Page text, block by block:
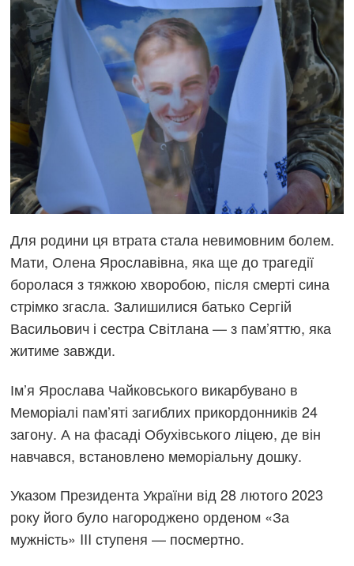
Для родини ця втрата стала невимовним болем.
Мати, Олена Ярославівна, яка ще до трагедії
боролася з тяжкою хворобою, після смерті сина
стрімко згасла. Залишилися батько Сергій
Васильович і сестра Світлана — з пам’яттю, яка
житиме завжди.
Ім’я Ярослава Чайковського викарбувано в
Меморіалі пам’яті загиблих прикордонників 24
загону. А на фасаді Обухівського ліцею, де він
навчався, встановлено меморіальну дошку.
Указом Президента України від 28 лютого 2023
року його було нагороджено орденом «За
мужність» III ступеня — посмертно.